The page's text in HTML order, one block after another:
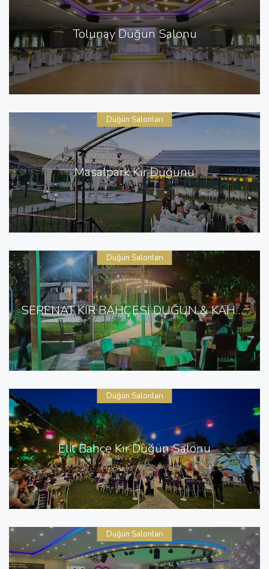
Tolunay Düğün Salonu
Masalpark Kır Düğünü
Düğün Salonları
SERENAT KIR BAHÇESİ DÜĞÜN & KAHVALTI SALONU
Düğün Salonları
Elit Bahçe Kır Düğün Salonu
Düğün Salonları
Düğün Salonları